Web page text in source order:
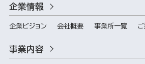
企業情報
企業ビジョン 会社概要 事業所一覧
事業内容